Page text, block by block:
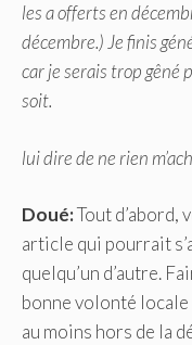
les a offerts en
décembre.) Je finis
car je serais trop gêné
soit.
lui dire de ne rien
Doué:Tout d’abord,
article qui pourrait
quelqu’un d’autre.
bonne volonté
au moins hors de la